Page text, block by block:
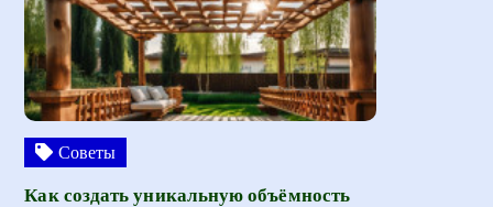
Советы
Как создать уникальную объёмность